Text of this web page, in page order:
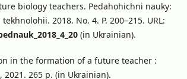
biology teachers. Pedahohichni nauky:
2018. No. 4. P. 200–215. URL:
(in Ukrainian).
in the formation of a future teacher :
2021. 265 р. (in Ukrainian).